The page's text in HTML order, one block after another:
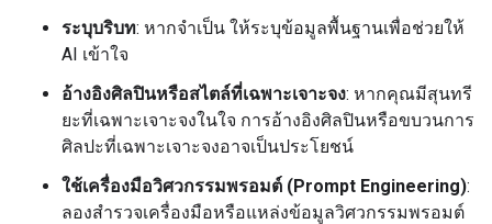
ระบุบริบท: หากจำเป็น ให้ระบุข้อมูลพื้นฐานเพื่อช่วยให้
AI เข้าใจ
อ้างอิงศิลปินหรือสไตล์ที่เฉพาะเจาะจง: หากคุณมีสุนทรี
ยะที่เฉพาะเจาะจงในใจ การอ้างอิงศิลปินหรือขบวนการ
ศิลปะที่เฉพาะเจาะจงอาจเป็นประโยชน์
ใช้เครื่องมือวิศวกรรมพรอมต์ (Prompt Engineering):
ลองสำรวจเครื่องมือหรือแหล่งข้อมูลวิศวกรรมพรอมต์